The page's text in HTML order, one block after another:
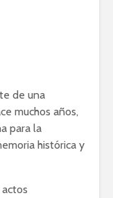
de una
muchos años,
para la
histórica y